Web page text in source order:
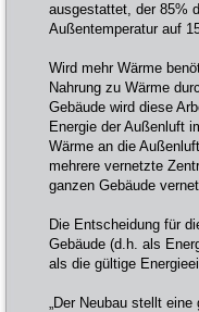
ausgestattet, der 85%
Außentemperatur auf
Wird mehr Wärme
Nahrung zu Wärme
Gebäude wird diese
Energie der Außenluft
Wärme an die
mehrere vernetzte
ganzen Gebäude
Die Entscheidung für
Gebäude (d.h. als
als die gültige
„Der Neubau stellt